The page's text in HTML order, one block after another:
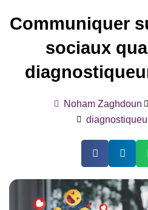
Communiquer
sociaux
Noham Zaghdoun